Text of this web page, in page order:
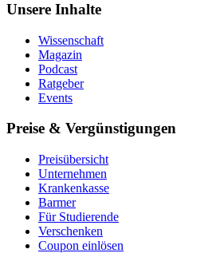
Unsere Inhalte
Wissenschaft
Magazin
Podcast
Ratgeber
Events
Preise & Vergünstigungen
Preisübersicht
Unternehmen
Krankenkasse
Barmer
Für Studierende
Ver­schen­ken
Coupon einlösen